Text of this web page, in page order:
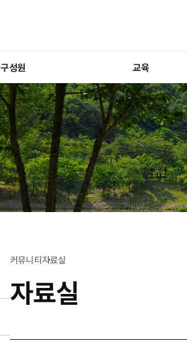
구성원 교육
커뮤니티자료실
자료실